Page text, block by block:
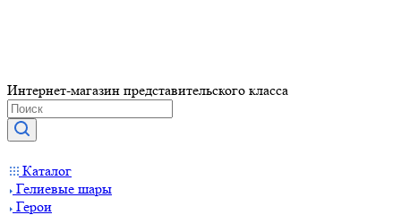
Интернет-магазин представительского класса
Каталог
Гелиевые шары
Герои